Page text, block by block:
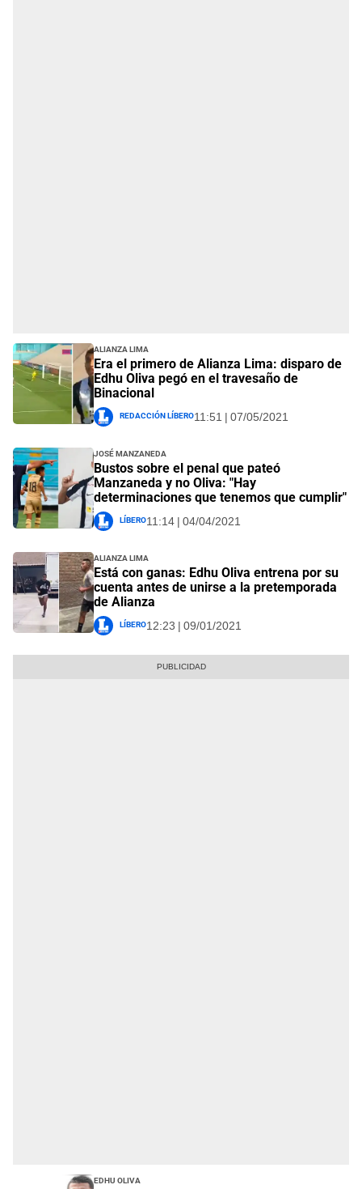
Alianza Lima
Era el primero de Alianza Lima: disparo de
Edhu Oliva pegó en el travesaño de
Binacional
Redacción Líbero11:51 | 07/05/2021
José Manzaneda
Bustos sobre el penal que pateó
Manzaneda y no Oliva: "Hay
determinaciones que tenemos que cumplir"
Líbero11:14 | 04/04/2021
Alianza Lima
Está con ganas: Edhu Oliva entrena por su
cuenta antes de unirse a la pretemporada
de Alianza
Líbero12:23 | 09/01/2021
Edhu Oliva